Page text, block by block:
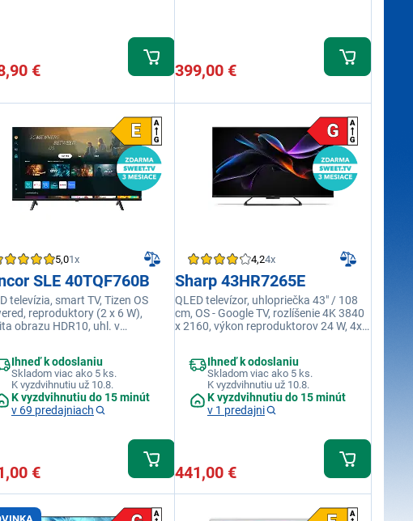
€ 399,00 €
5,01x
SLE 40TQF760B
televízia, smart TV, Tizen OS
reproduktory (2 x 6 W),
obrazu HDR10, uhl. v
aplikácie Samsung
Ihneď k odoslaniu
Skladom viac ako 5 ks.
K vyzdvihnutiu už 10.8.
K vyzdvihnutiu do 15 minút
v 69 predajniach
€
4,24x
Sharp 43HR7265E
QLED televízor, uhlopriečka 43" / 108
cm, OS - Google TV, rozlíšenie 4K 3840
x 2160, výkon reproduktorov 24 W, 4x
Play
Ihneď k odoslaniu
Skladom viac ako 5 ks.
K vyzdvihnutiu už 10.8.
K vyzdvihnutiu do 15 minút
v 1 predajni
441,00 €